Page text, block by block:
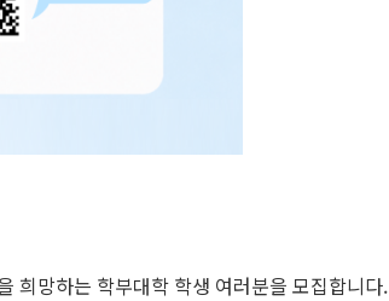
희망하는 학부대학 학생 여러분을 모집합니다.